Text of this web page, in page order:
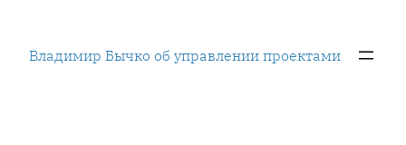
содержимому
Владимир Бычко об управлении проектами